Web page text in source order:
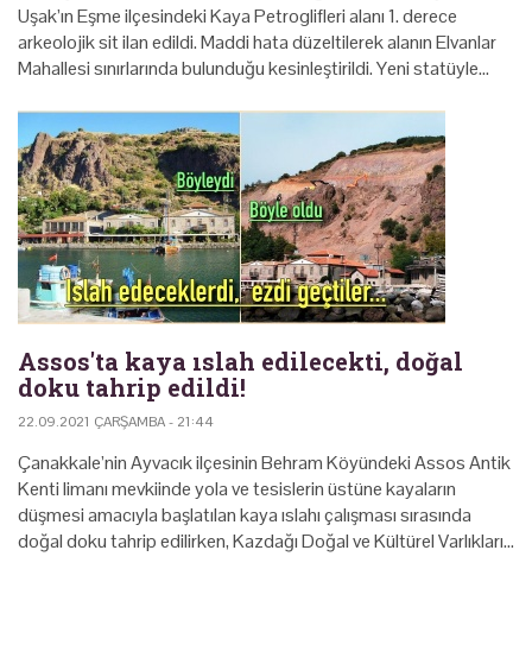
Uşak’ın Eşme ilçesindeki Kaya Petroglifleri alanı 1. derece
arkeolojik sit ilan edildi. Maddi hata düzeltilerek alanın Elvanlar
Mahallesi sınırlarında bulunduğu kesinleştirildi. Yeni statüyle…
Assos'ta kaya ıslah edilecekti, doğal
doku tahrip edildi!
22.09.2021 ÇARŞAMBA - 21:44
Çanakkale’nin Ayvacık ilçesinin Behram Köyündeki Assos Antik
Kenti limanı mevkiinde yola ve tesislerin üstüne kayaların
düşmesi amacıyla başlatılan kaya ıslahı çalışması sırasında
doğal doku tahrip edilirken, Kazdağı Doğal ve Kültürel Varlıkları…